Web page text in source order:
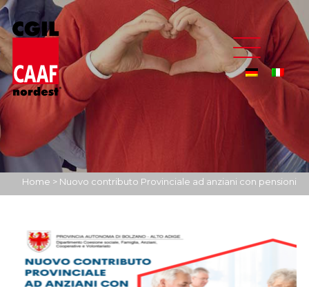
Home > Nuovo contributo Provinciale ad anziani con pensioni